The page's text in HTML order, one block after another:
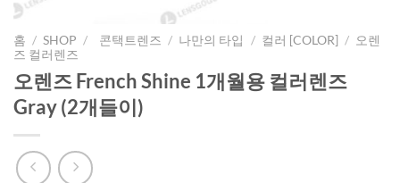
홈 / SHOP / 콘택트렌즈 / 나만의 타입 / 컬러 [COLOR] / 오렌
즈 컬러렌즈
오렌즈 French Shine 1개월용 컬러렌즈
Gray (2개들이)